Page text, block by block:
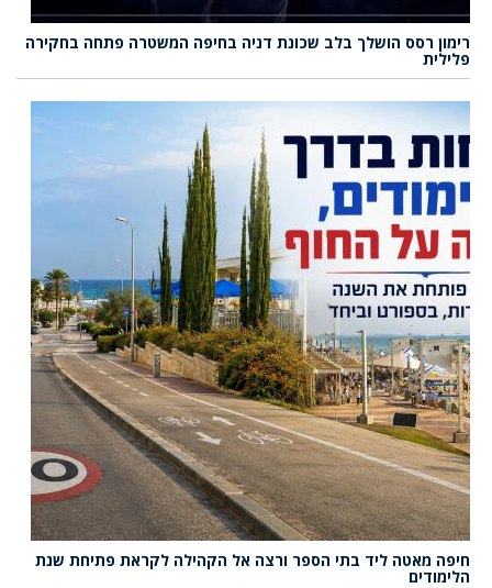
רימון רסס הושלך בלב שכונת דניה בחיפה המשטרה פתחה בחקירה
פלילית
חיפה מאטה ליד בתי הספר ורצה אל הקהילה לקראת פתיחת שנת
הלימודים